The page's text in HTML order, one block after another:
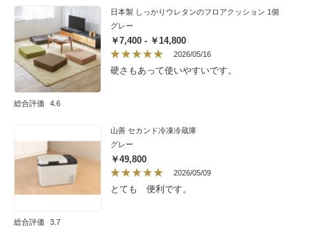
総合評価 4.6
日本製 しっかりウレタンのフロアクッション 1個
グレー
￥7,400 - ￥14,800
2026/05/16
硬さもあって使いやすいです。
総合評価 3.7
山善 セカンド冷凍冷蔵庫
グレー
￥49,800
2026/05/09
とても 便利です。